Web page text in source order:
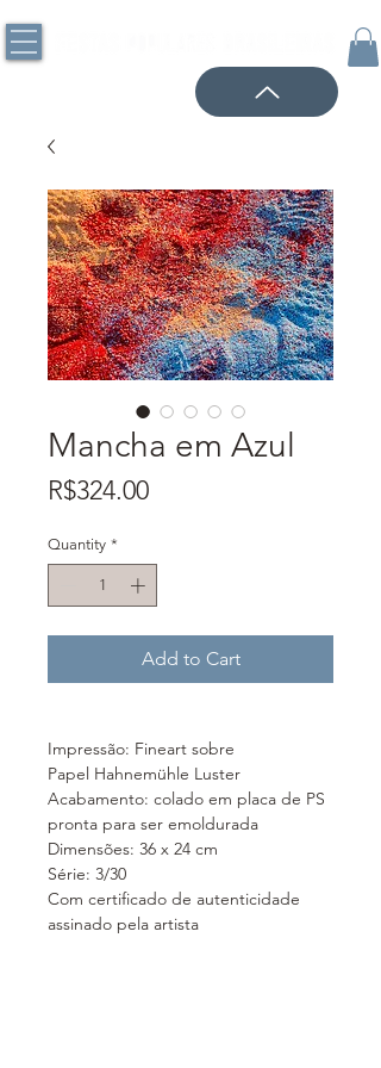
Mancha em Azul
R$324.00Price
Quantity *
Add to Cart
Impressão: Fineart sobre
Papel Hahnemühle Luster
Acabamento: colado em placa de PS
pronta para ser emoldurada
Dimensões: 36 x 24 cm
Série: 3/30
Com certificado de autenticidade
assinado pela artista